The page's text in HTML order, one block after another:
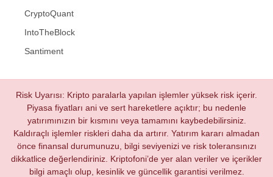
CryptoQuant
IntoTheBlock
Santiment
Risk Uyarısı: Kripto paralarla yapılan işlemler yüksek risk içerir.
Piyasa fiyatları ani ve sert hareketlere açıktır; bu nedenle
yatırımınızın bir kısmını veya tamamını kaybedebilirsiniz.
Kaldıraçlı işlemler riskleri daha da artırır. Yatırım kararı almadan
önce finansal durumunuzu, bilgi seviyenizi ve risk toleransınızı
dikkatlice değerlendiriniz. Kriptofoni’de yer alan veriler ve içerikler
bilgi amaçlı olup, kesinlik ve güncellik garantisi verilmez.